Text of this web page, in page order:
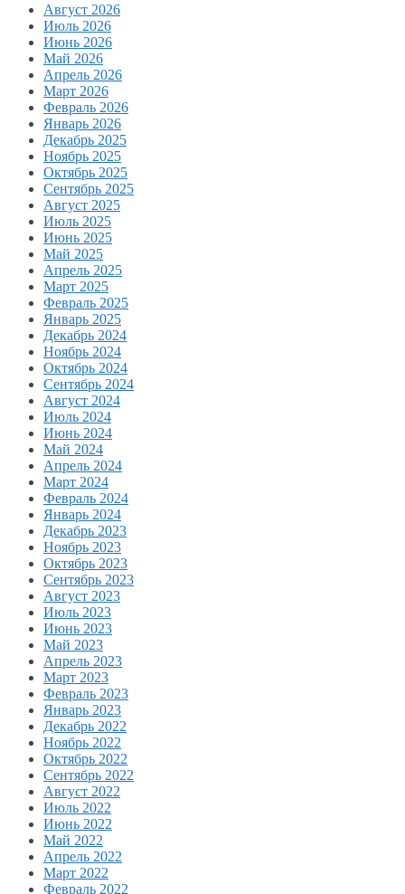
Август 2026
Июль 2026
Июнь 2026
Май 2026
Апрель 2026
Март 2026
Февраль 2026
Январь 2026
Декабрь 2025
Ноябрь 2025
Октябрь 2025
Сентябрь 2025
Август 2025
Июль 2025
Июнь 2025
Май 2025
Апрель 2025
Март 2025
Февраль 2025
Январь 2025
Декабрь 2024
Ноябрь 2024
Октябрь 2024
Сентябрь 2024
Август 2024
Июль 2024
Июнь 2024
Май 2024
Апрель 2024
Март 2024
Февраль 2024
Январь 2024
Декабрь 2023
Ноябрь 2023
Октябрь 2023
Сентябрь 2023
Август 2023
Июль 2023
Июнь 2023
Май 2023
Апрель 2023
Март 2023
Февраль 2023
Январь 2023
Декабрь 2022
Ноябрь 2022
Октябрь 2022
Сентябрь 2022
Август 2022
Июль 2022
Июнь 2022
Май 2022
Апрель 2022
Март 2022
Февраль 2022